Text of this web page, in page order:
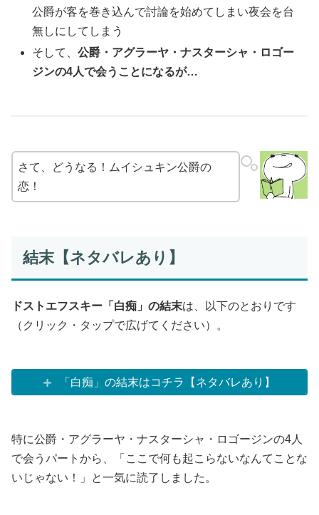
公爵が客を巻き込んで討論を始めてしまい夜会を台
無しにしてしまう
そして、公爵・アグラーヤ・ナスターシャ・ロゴー
ジンの4人で会うことになるが…
さて、どうなる！ムイシュキン公爵の
恋！
結末【ネタバレあり】
ドストエフスキー「白痴」の結末は、以下のとおりです
（クリック・タップで広げてください）。
「白痴」の結末はコチラ【ネタバレあり】
特に公爵・アグラーヤ・ナスターシャ・ロゴージンの4人
で会うパートから、「ここで何も起こらないなんてことな
いじゃない！」と一気に読了しました。